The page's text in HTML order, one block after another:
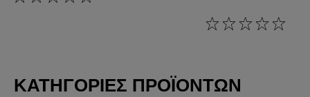
rating: 0 out of 5
ΚΑΤΗΓΟΡΙΕΣ ΠΡΟΪΟΝΤΩΝ